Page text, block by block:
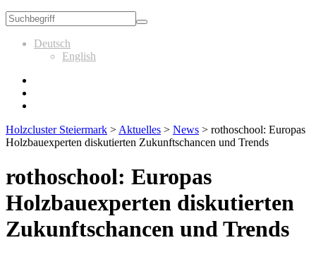
Deutsch
English
Holzcluster Steiermark > Aktuelles > News > rothoschool: Europas
Holzbauexperten diskutierten Zukunftschancen und Trends
rothoschool: Europas
Holzbauexperten diskutierten
Zukunftschancen und Trends